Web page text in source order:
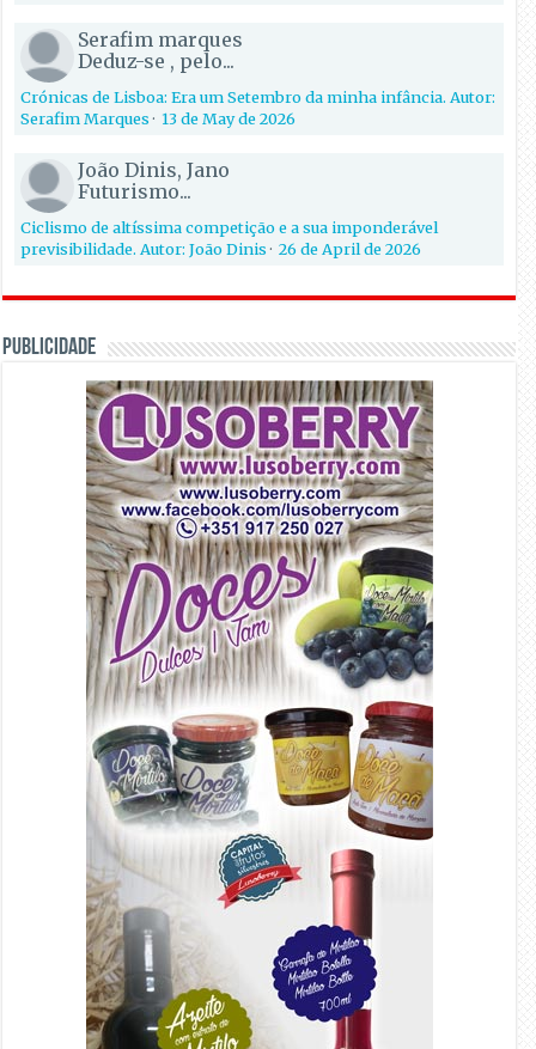
Serafim marques
Deduz-se , pelo...
Crónicas de Lisboa: Era um Setembro da minha infância. Autor:
Serafim Marques·13 de May de 2026
João Dinis, Jano
Futurismo...
Ciclismo de altíssima competição e a sua imponderável
previsibilidade. Autor: João Dinis·26 de April de 2026
PUBLICIDADE